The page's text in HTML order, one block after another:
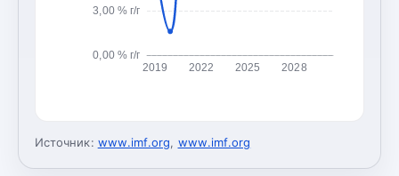
0,00 % г/г
3,00 % г/г
2019 2022 2025 2028
Источник: www.imf.org, www.imf.org